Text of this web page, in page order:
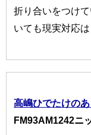
折り合いをつけ
いても現実対応
高嶋ひでたけのあ
FM93AM1242ニ